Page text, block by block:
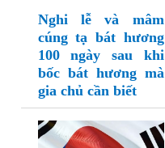
Nghi lễ và mâm
cúng tạ bát hương
100 ngày sau khi
bốc bát hương mà
gia chủ cần biết